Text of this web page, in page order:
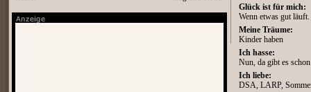
Glück ist für mich:
Wenn etwas gut läuft.
Meine Träume:
Kinder haben
Ich hasse:
Nun, da gibt es
Ich liebe:
DSA, LARP,